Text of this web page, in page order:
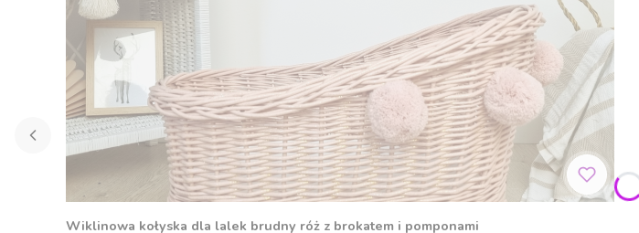
Wiklinowa kołyska dla lalek brudny róż z brokatem i pomponami